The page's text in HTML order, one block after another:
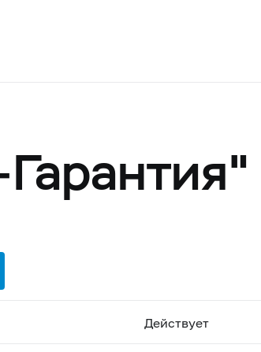
Действует